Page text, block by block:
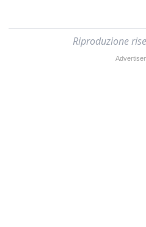
Riproduzione